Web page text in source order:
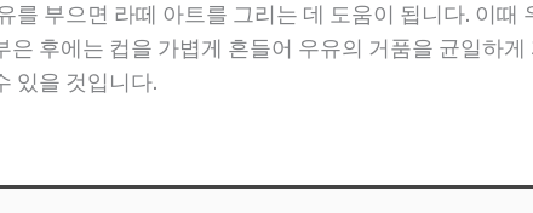
를 부으면 라떼 아트를 그리는 데 도움이 됩니다. 이
은 후에는 컵을 가볍게 흔들어 우유의 거품을 균일하
있을 것입니다.